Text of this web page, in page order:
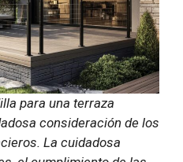
para una terraza
consideración de los
La cuidadosa